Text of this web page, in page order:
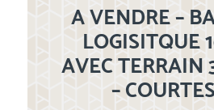
A VENDRE –
LOGISITQUE
AVEC
–